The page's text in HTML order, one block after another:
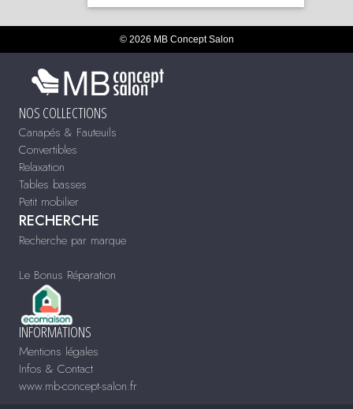
© 2026 MB Concept Salon
NOS COLLECTIONS
Canapés & Fauteuils
Convertibles
Relaxation
Tables basses
Petit mobilier
RECHERCHE
Recherche par marque
Le Bonus Réparation
INFORMATIONS
Mentions légales
Infos & Contact
www.mb-concept-salon.fr